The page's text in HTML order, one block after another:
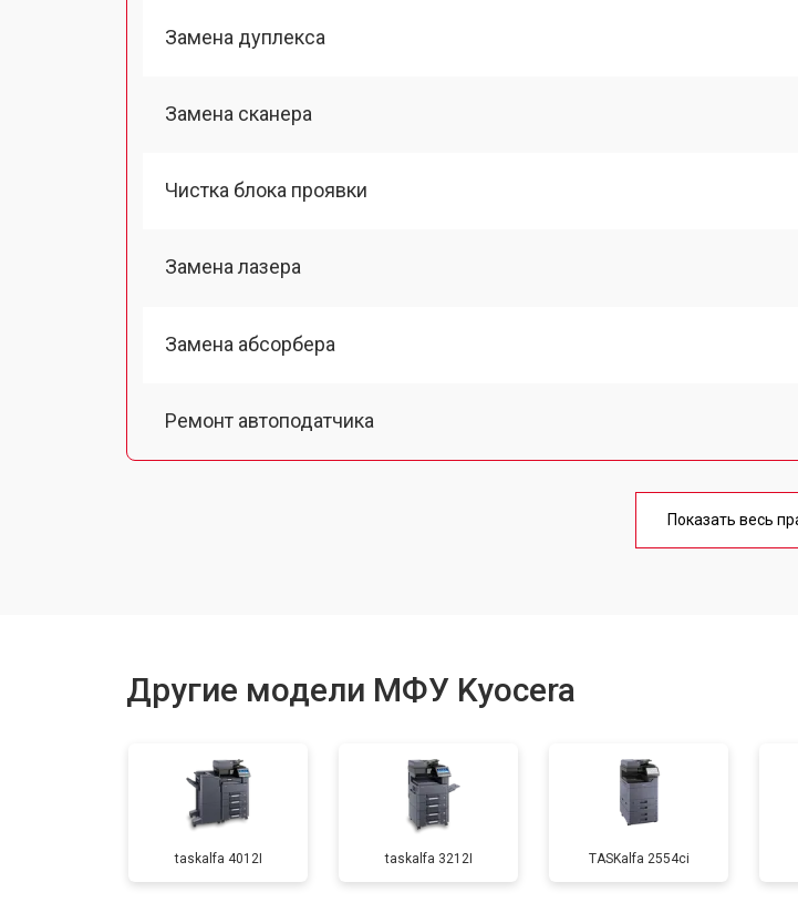
Замена дуплекса
Замена сканера
Чистка блока проявки
Замена лазера
Замена абсорбера
Ремонт автоподатчика
Замена каретки
Замена Wi-Fi
Показать весь
Другие модели МФУ Kyocera
taskalfa 4012I taskalfa 3212I TASKalfa 2554ci